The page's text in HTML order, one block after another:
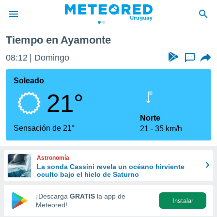
de
ha
calidad.
a este
las
y
forma
digital
basada
Tiempo en Ayamonte
08:12 Domingo ...
Soleado
21°
Sensación de 21°
Norte
21
35 km/h
Astronomía
La sonda Cassini revela un océano hirviente
oculto bajo el hielo de Saturno
¡Descarga GRATIS la app de
Meteored!
Instalar